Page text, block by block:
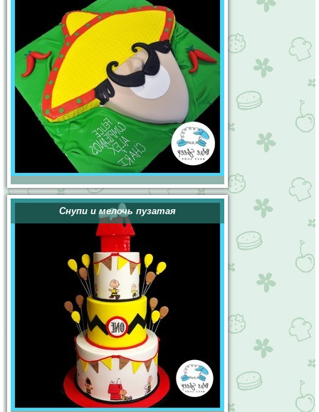
Снупи и мелочь пузатая